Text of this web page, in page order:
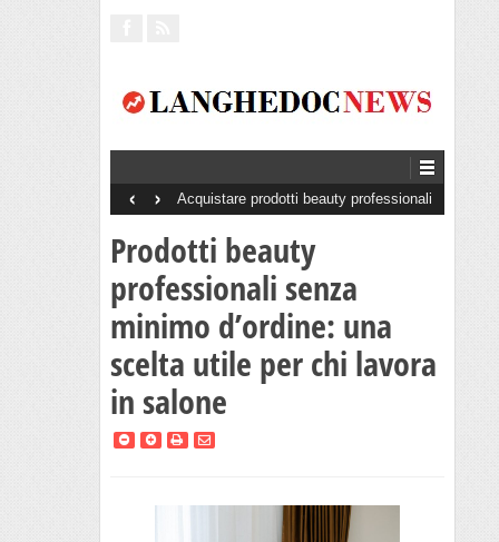
Acquistare prodotti beauty professionali
senza minimo d’ordine: perché è un
‹ ›
Prodotti beauty
professionali senza
minimo d’ordine: una
scelta utile per chi lavora
in salone